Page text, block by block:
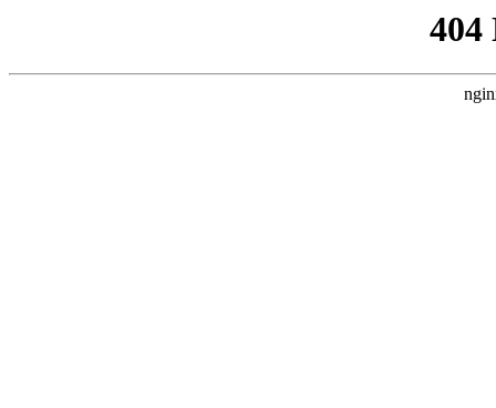
404